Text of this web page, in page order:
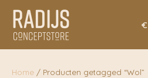
naar
inhoud
€
Home / Producten getagged “Wol”